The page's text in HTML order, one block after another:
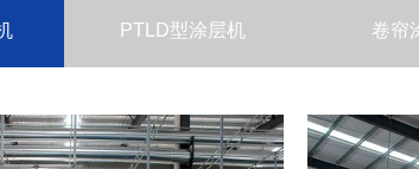
PTLD型涂层机 卷帘